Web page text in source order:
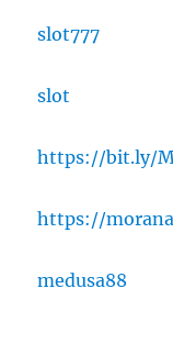
slot777
slot
https://bit.ly/
https://
medusa88